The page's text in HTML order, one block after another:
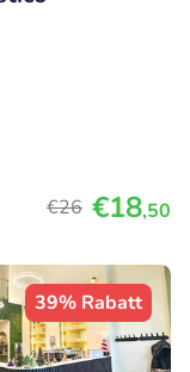
€26 €18,50
39% Rabatt